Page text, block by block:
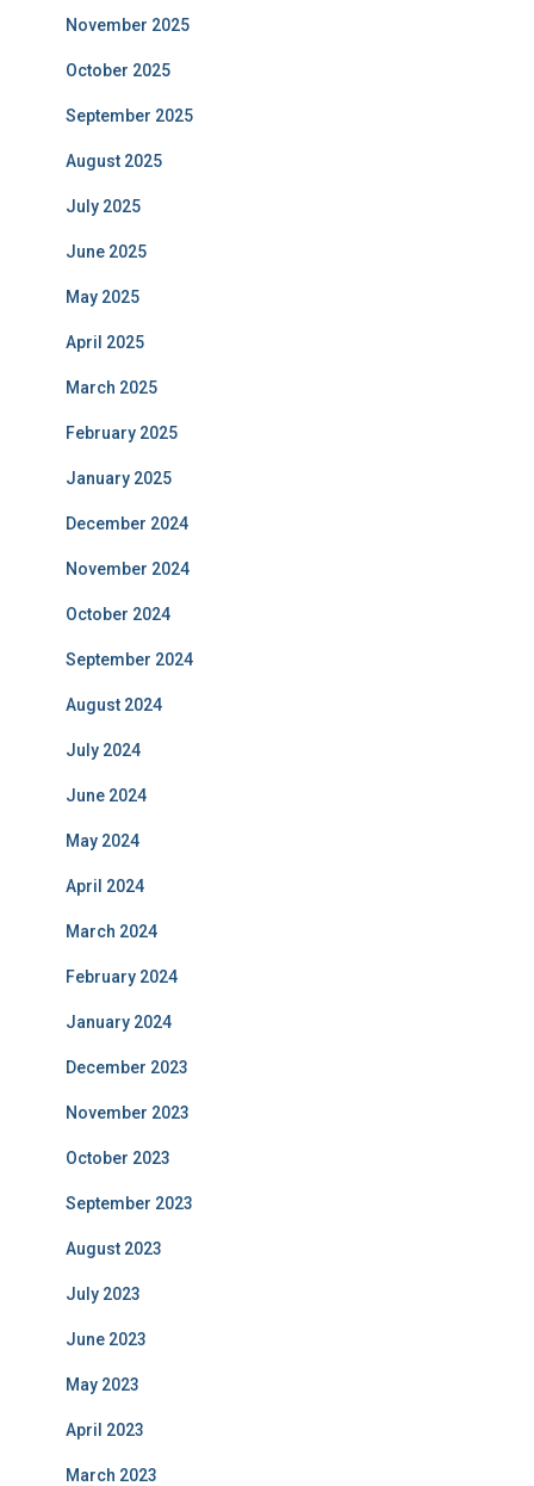
November 2025
October 2025
September 2025
August 2025
July 2025
June 2025
May 2025
April 2025
March 2025
February 2025
January 2025
December 2024
November 2024
October 2024
September 2024
August 2024
July 2024
June 2024
May 2024
April 2024
March 2024
February 2024
January 2024
December 2023
November 2023
October 2023
September 2023
August 2023
July 2023
June 2023
May 2023
April 2023
March 2023